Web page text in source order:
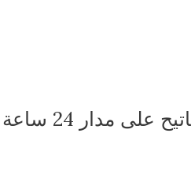
مدار 24 ساعة